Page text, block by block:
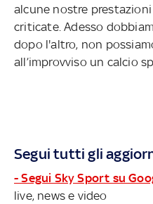
alcune nostre
criticate. Adesso
dopo l'altro, non
all’improvviso un calcio
Segui tutti gli
- Segui Sky Sport su
live, news e video